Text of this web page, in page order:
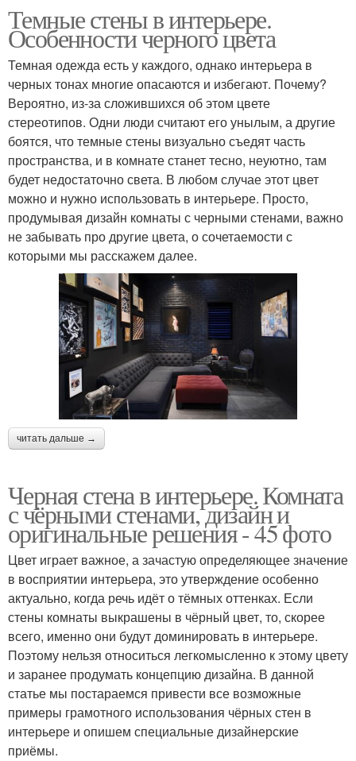
Темные стены в интерьере.
Особенности черного цвета
Темная одежда есть у каждого, однако интерьера в
черных тонах многие опасаются и избегают. Почему?
Вероятно, из-за сложившихся об этом цвете
стереотипов. Одни люди считают его унылым, а другие
боятся, что темные стены визуально съедят часть
пространства, и в комнате станет тесно, неуютно, там
будет недостаточно света. В любом случае этот цвет
можно и нужно использовать в интерьере. Просто,
продумывая дизайн комнаты с черными стенами, важно
не забывать про другие цвета, о сочетаемости с
которыми мы расскажем далее.
читать дальше →
Черная стена в интерьере. Комната
с чёрными стенами, дизайн и
оригинальные решения - 45 фото
Цвет играет важное, а зачастую определяющее значение
в восприятии интерьера, это утверждение особенно
актуально, когда речь идёт о тёмных оттенках. Если
стены комнаты выкрашены в чёрный цвет, то, скорее
всего, именно они будут доминировать в интерьере.
Поэтому нельзя относиться легкомысленно к этому цвету
и заранее продумать концепцию дизайна. В данной
статье мы постараемся привести все возможные
примеры грамотного использования чёрных стен в
интерьере и опишем специальные дизайнерские
приёмы.